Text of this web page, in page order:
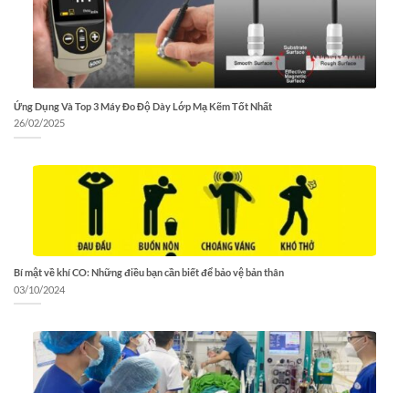
Ứng Dụng Và Top 3 Máy Đo Độ Dày Lớp Mạ Kẽm Tốt Nhất
26/02/2025
Bí mật về khí CO: Những điều bạn cần biết để bảo vệ bản thân
03/10/2024